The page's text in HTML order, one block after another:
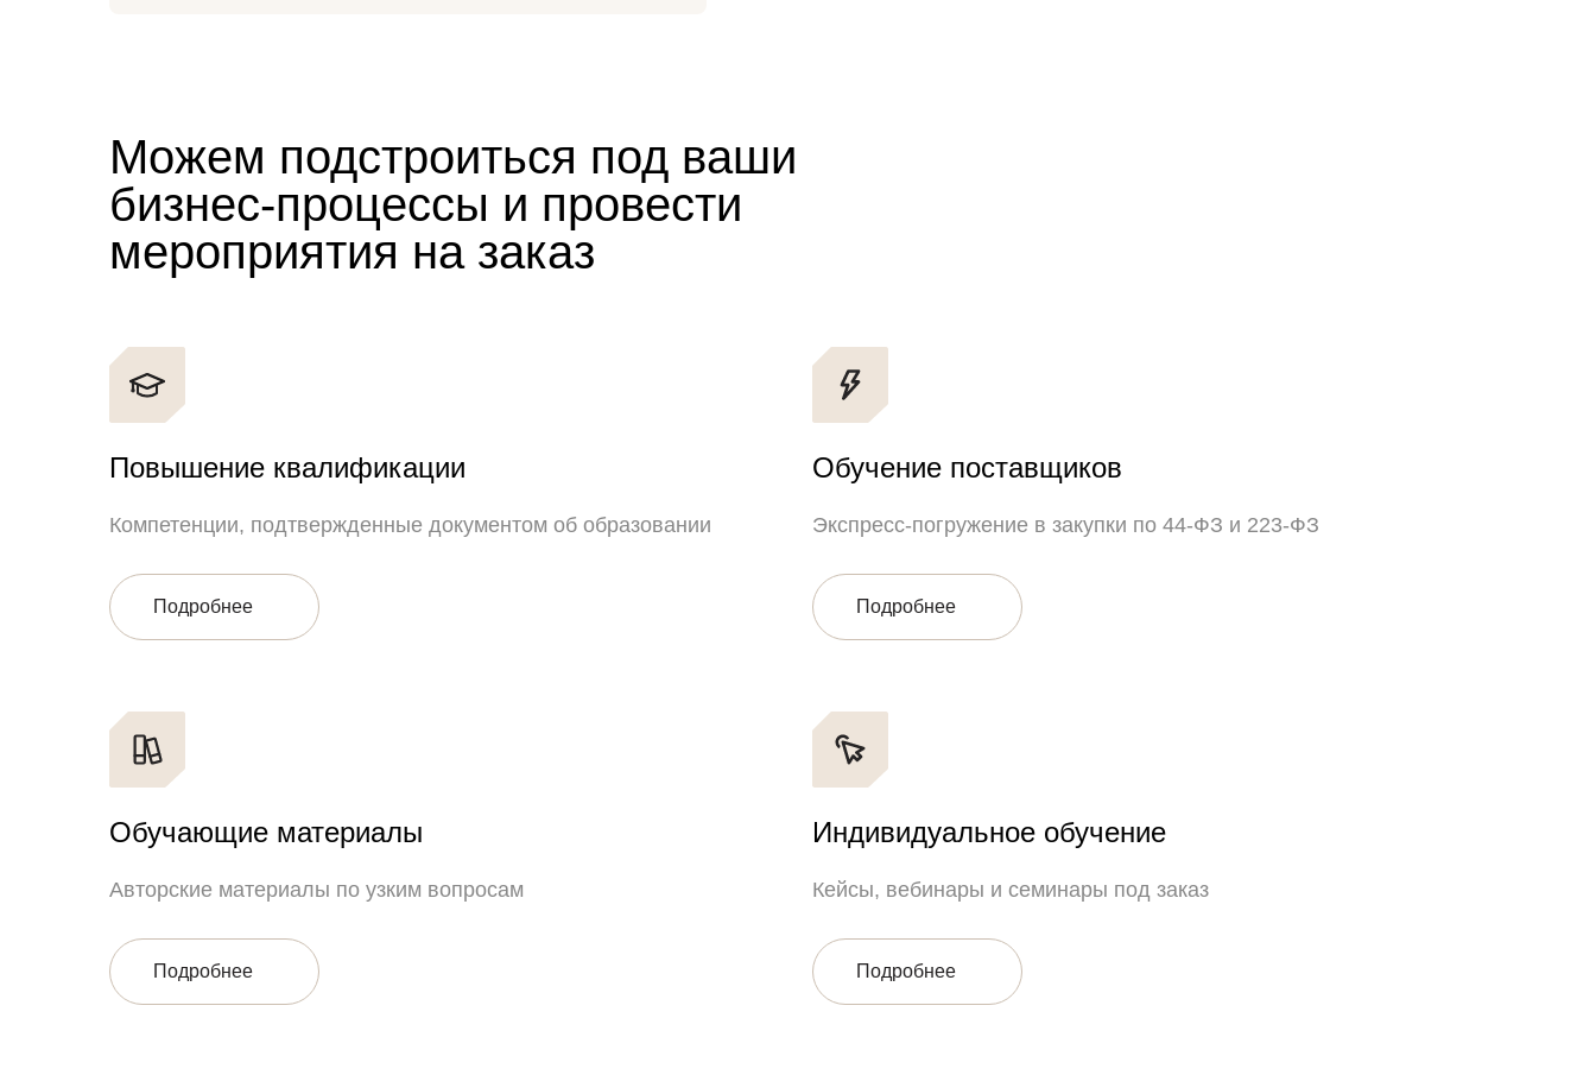
Можем подстроиться под ваши
бизнес-процессы и провести
мероприятия на заказ
Повышение квалификации
Компетенции, подтвержденные документом об образовании
Подробнее
Обучающие материалы
Авторские материалы по узким вопросам
Подробнее
Обучение поставщиков
Экспресс-погружение в закупки по 44-ФЗ и 223-ФЗ
Подробнее
Индивидуальное обучение
Кейсы, вебинары и семинары под заказ
Подробнее